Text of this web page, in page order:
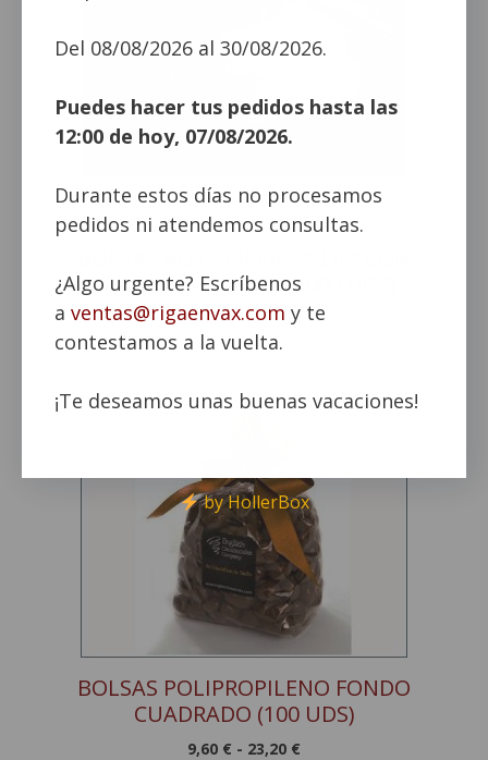
FRANJAS BLANCAS (1000 UDS)
26,40€ - 45,10€ Rango
26,40 €
BOLSAS POLIPROPILENO FONDO
CUADRADO (100 UDS)
9,60 € - 23,20 €
Del 08/08/2026 al 30/08/2026.
Puedes hacer tus pedidos hasta las
12:00 de hoy, 07/08/2026.
Durante estos días no procesamos
pedidos ni atendemos consultas.
¿Algo urgente? Escríbenos
a ventas@rigaenvax.com y te
contestamos a la vuelta.
¡Te deseamos unas buenas vacaciones!
by HollerBox